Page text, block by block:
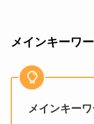
メインキーワ
メインキー